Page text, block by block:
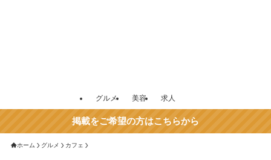
グルメ 美容 求人
掲載をご希望の方はこちらから
ホーム グルメ カフェ